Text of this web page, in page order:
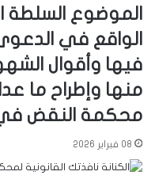
الموضوع السلطة
الواقع في
فيها وأقوال
منها وإطراح ما
محكمة النقض
08 فبراير 2026